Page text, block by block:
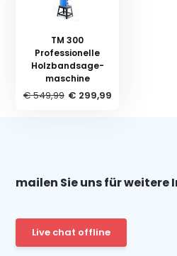
TM 300
Professionelle
Holzband­sa­ge­
maschine
€ 549,99 € 299,99
mailen Sie uns für
Live chat offline